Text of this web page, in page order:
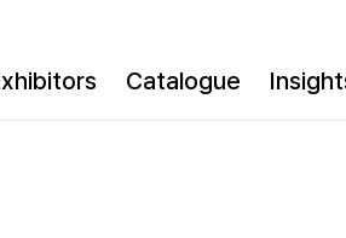
Catalogue